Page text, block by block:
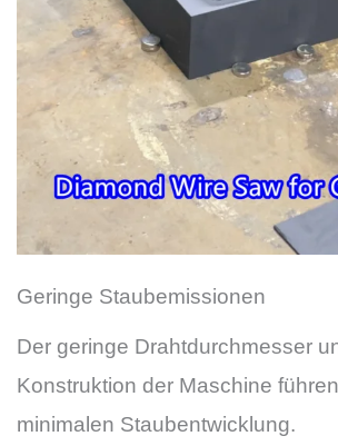
Geringe Staubemissionen
Der geringe Drahtdurchmesser
Konstruktion der Maschine
minimalen Staubentwicklung.